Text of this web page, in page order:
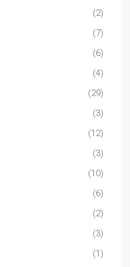
(2)
(7)
(6)
(4)
(29)
(3)
(12)
(3)
(10)
(6)
(2)
(3)
(1)